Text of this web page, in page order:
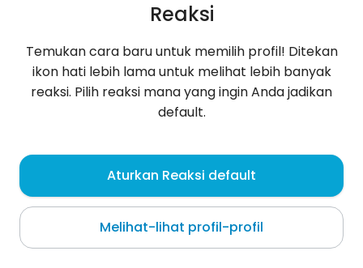
Aleksandra , 33
Warszawa
Kocham, Dziękuje, Żegnam
Reaksi
Temukan cara baru untuk memilih profil! Ditekan
ikon hati lebih lama untuk melihat lebih banyak
reaksi. Pilih reaksi mana yang ingin Anda jadikan
default.
Aturkan Reaksi default
Melihat-lihat profil-profil